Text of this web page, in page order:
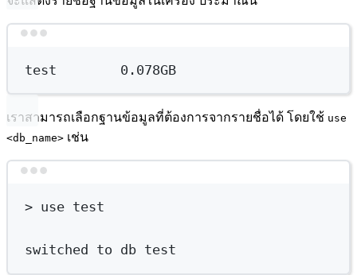
test 0.078GB
เราสามารถเลือกฐานข้อมูลที่ต้องการจากรายชื่อได้ โดยใช้ use
<db_name> เช่น
> use test
switched to db test